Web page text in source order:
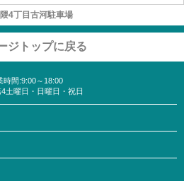
4丁目古河駐車場
ジトップに戻る
時間:9:00～18:00
土曜日・日曜日・祝日